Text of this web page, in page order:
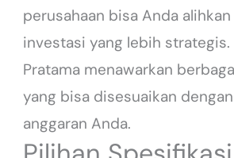
perusahaan bisa Anda
investasi yang lebih strategis.
Pratama menawarkan
yang bisa disesuaikan
anggaran Anda.